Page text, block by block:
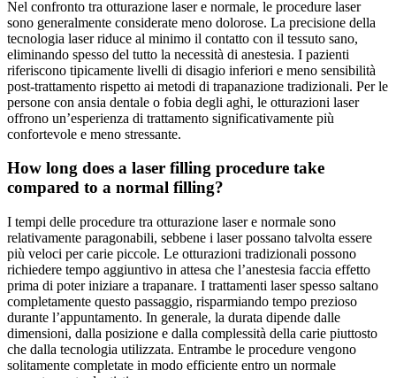
Nel confronto tra otturazione laser e normale, le procedure laser
sono generalmente considerate meno dolorose. La precisione della
tecnologia laser riduce al minimo il contatto con il tessuto sano,
eliminando spesso del tutto la necessità di anestesia. I pazienti
riferiscono tipicamente livelli di disagio inferiori e meno sensibilità
post-trattamento rispetto ai metodi di trapanazione tradizionali. Per le
persone con ansia dentale o fobia degli aghi, le otturazioni laser
offrono un’esperienza di trattamento significativamente più
confortevole e meno stressante.
How long does a laser filling procedure take
compared to a normal filling?
I tempi delle procedure tra otturazione laser e normale sono
relativamente paragonabili, sebbene i laser possano talvolta essere
più veloci per carie piccole. Le otturazioni tradizionali possono
richiedere tempo aggiuntivo in attesa che l’anestesia faccia effetto
prima di poter iniziare a trapanare. I trattamenti laser spesso saltano
completamente questo passaggio, risparmiando tempo prezioso
durante l’appuntamento. In generale, la durata dipende dalle
dimensioni, dalla posizione e dalla complessità della carie piuttosto
che dalla tecnologia utilizzata. Entrambe le procedure vengono
solitamente completate in modo efficiente entro un normale